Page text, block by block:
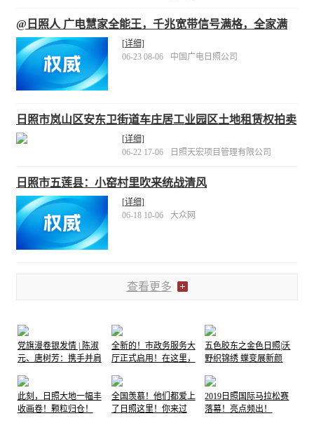
@日照人 广电慧家全能王，千兆宽带信号满格，全家满
意！
[详细]
06-23 08-06
中国广电日照公司
日照市岚山区安东卫街道车庄居工业园区土地租赁权拍卖
公告
[详细]
06-22 17-06
日照天宏项目管理有限公司
日照市五莲县：小窑村里吹来统战清风
[详细]
06-18 10-06
大众网
查看更多
党旗漫卷银发情 | 陈淑
元、唐树芳：携手并肩
俪情深
全新的！市政务服务大
厅正式启用！在这里，
五色胶东之金色日照|沃
野织锦绣 蝶变展新颜
此刻，日照大地一幅丰
收画卷！颗粒归仓！
全国羡慕！他们都爱上
了日照这里！你来过
2019日照国际马拉松赛
落幕！亮点频出！